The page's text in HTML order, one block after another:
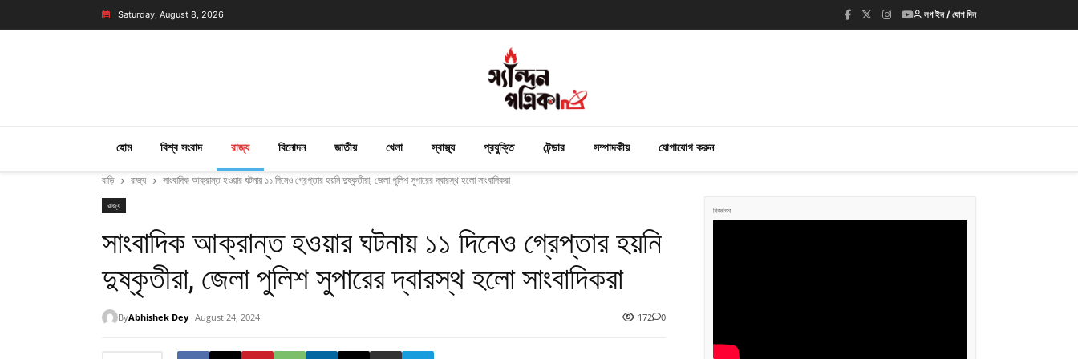
Saturday, August 8, 2026 লগ ইন / যোগ দিন
হোম বিশ্ব সংবাদ রাজ্য বিনোদন জাতীয় খেলা স্বাস্থ্য প্রযুক্তি টেন্ডার সম্পাদকীয় যোগাযোগ করুন
বাড়ি রাজ্য সাংবাদিক আক্রান্ত হওয়ার ঘটনায় ১১ দিনেও গ্রেপ্তার হয়নি দুষ্কৃতীরা, জেলা পুলিশ সুপারের দ্বারস্থ হলো সাংবাদিকরা
রাজ্য
সাংবাদিক আক্রান্ত হওয়ার ঘটনায় ১১ দিনেও গ্রেপ্তার হয়নি
দুষ্কৃতীরা, জেলা পুলিশ সুপারের দ্বারস্থ হলো সাংবাদিকরা
ByAbhishek Dey August 24, 2024 172 0
বিজ্ঞাপন